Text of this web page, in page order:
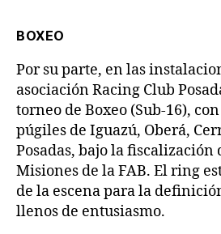
BOXEO
Por su parte, en las
asociación Racing Club
torneo de Boxeo (Sub-16),
púgiles de Iguazú, Oberá,
Posadas, bajo la fiscalización
Misiones de la FAB. El ring
de la escena para la
llenos de entusiasmo.